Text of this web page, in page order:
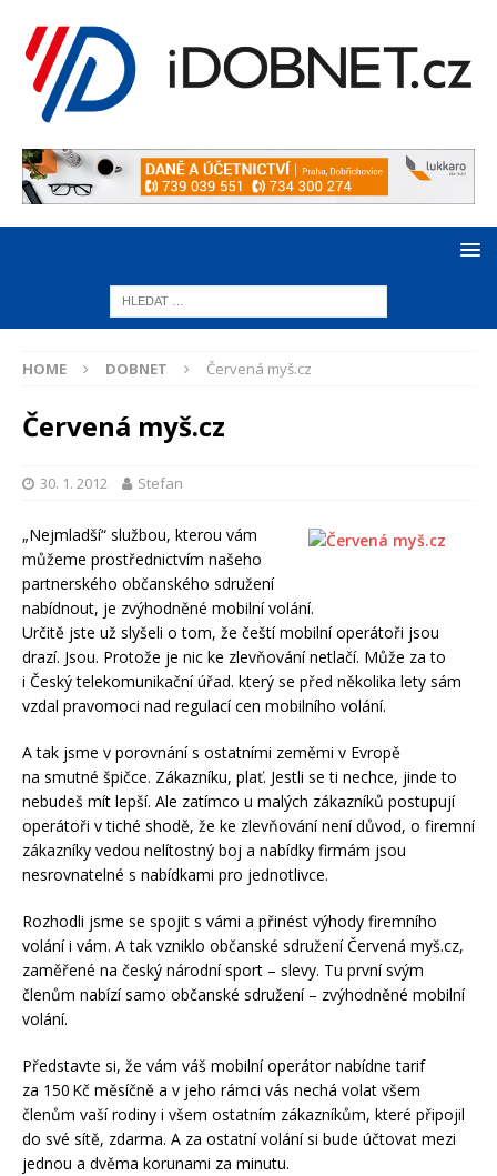
HOME DOBNET Červená myš.cz
Červená myš.cz
30. 1. 2012 Stefan
„Nejmladší“ službou, kterou vám
můžeme prostřednictvím našeho
partnerského občanského sdružení
nabídnout, je zvýhodněné mobilní volání.
Určitě jste už slyšeli o tom, že čeští mobilní operátoři jsou
drazí. Jsou. Protože je nic ke zlevňování netlačí. Může za to
i Český telekomunikační úřad. který se před několika lety sám
vzdal pravomoci nad regulací cen mobilního volání.
A tak jsme v porovnání s ostatními zeměmi v Evropě
na smutné špičce. Zákazníku, plať. Jestli se ti nechce, jinde to
nebudeš mít lepší. Ale zatímco u malých zákazníků postupují
operátoři v tiché shodě, že ke zlevňování není důvod, o firemní
zákazníky vedou nelítostný boj a nabídky firmám jsou
nesrovnatelné s nabídkami pro jednotlivce.
Rozhodli jsme se spojit s vámi a přinést výhody firemního
volání i vám. A tak vzniklo občanské sdružení Červená myš.cz,
zaměřené na český národní sport – slevy. Tu první svým
členům nabízí samo občanské sdružení – zvýhodněné mobilní
volání.
Představte si, že vám váš mobilní operátor nabídne tarif
za 150 Kč měsíčně a v jeho rámci vás nechá volat všem
členům vaší rodiny i všem ostatním zákazníkům, které připojil
do své sítě, zdarma. A za ostatní volání si bude účtovat mezi
jednou a dvěma korunami za minutu.